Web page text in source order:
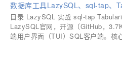
目录 LazySQL 实战 sql-tap
LazySQL官网，开源（GitHub，
端用户界面（TUI）SQL客户端。核